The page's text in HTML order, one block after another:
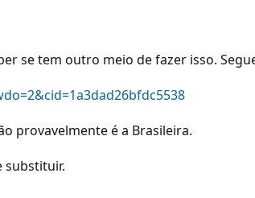
se tem outro meio de fazer isso.
provavelmente é a Brasileira.
substituir.